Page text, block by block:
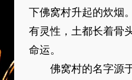
下佛窝村升起的炊烟
有灵性，土都长着骨
命运。
佛窝村的名字源于